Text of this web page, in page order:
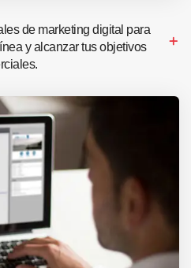
de marketing digital para
y alcanzar tus objetivos